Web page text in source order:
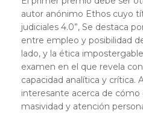
autor anónimo Ethos cuyo
judiciales 4.0”, Se destaca
entre empleo y posibilidad
lado, y la ética
examen en el que revela
capacidad analítica y crítica.
interesante acerca de cómo
masividad y atención